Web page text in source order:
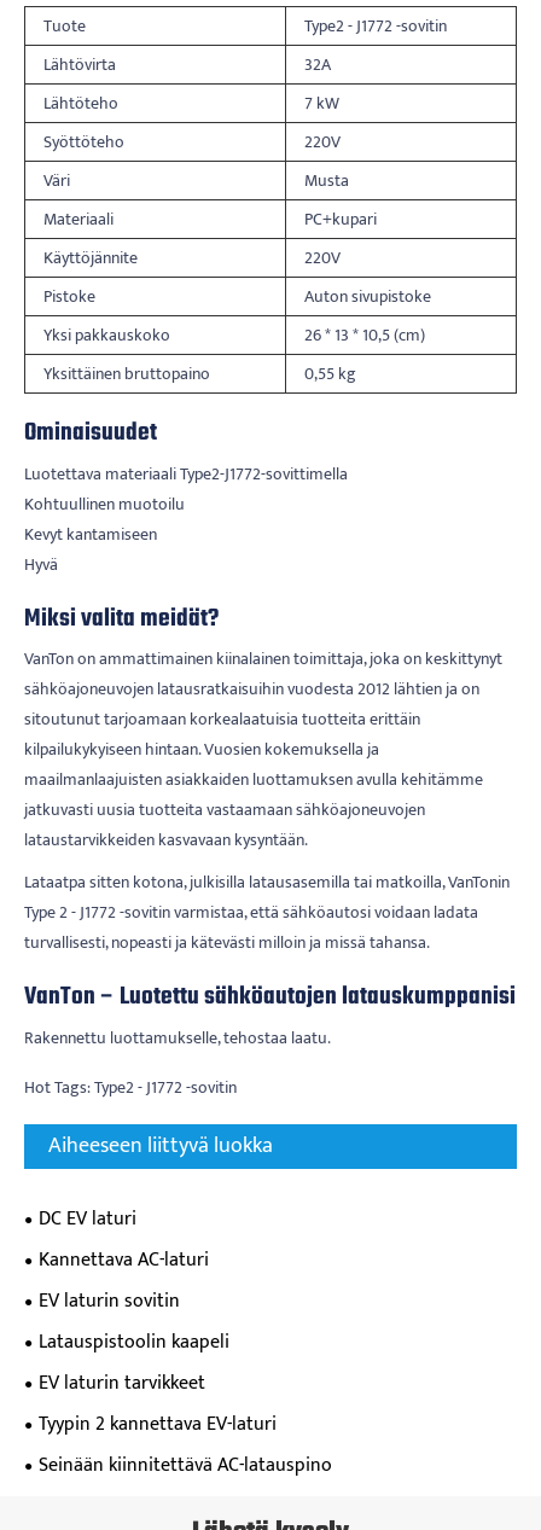
Tuote
Type2 - J1772 -sovitin
Lähtövirta
32A
Lähtöteho
7 kW
Syöttöteho
220V
Väri
Musta
Materiaali
PC+kupari
Käyttöjännite
220V
Pistoke
Auton sivupistoke
Yksi pakkauskoko
26 * 13 * 10,5 (cm)
Yksittäinen bruttopaino
0,55 kg
Ominaisuudet
Luotettava materiaali Type2-J1772-sovittimella
Kohtuullinen muotoilu
Kevyt kantamiseen
Hyvä
Miksi valita meidät?
VanTon on ammattimainen kiinalainen toimittaja, joka on keskittynyt
sähköajoneuvojen latausratkaisuihin vuodesta 2012 lähtien ja on
sitoutunut tarjoamaan korkealaatuisia tuotteita erittäin
kilpailukykyiseen hintaan. Vuosien kokemuksella ja
maailmanlaajuisten asiakkaiden luottamuksen avulla kehitämme
jatkuvasti uusia tuotteita vastaamaan sähköajoneuvojen
lataustarvikkeiden kasvavaan kysyntään.
Lataatpa sitten kotona, julkisilla latausasemilla tai matkoilla, VanTonin
Type 2 - J1772 -sovitin varmistaa, että sähköautosi voidaan ladata
turvallisesti, nopeasti ja kätevästi milloin ja missä tahansa.
VanTon – Luotettu sähköautojen latauskumppanisi
Rakennettu luottamukselle, tehostaa laatu.
Hot Tags: Type2 - J1772 -sovitin
Aiheeseen liittyvä luokka
DC EV laturi
Kannettava AC-laturi
EV laturin sovitin
Latauspistoolin kaapeli
EV laturin tarvikkeet
Tyypin 2 kannettava EV-laturi
Seinään kiinnitettävä AC-latauspino